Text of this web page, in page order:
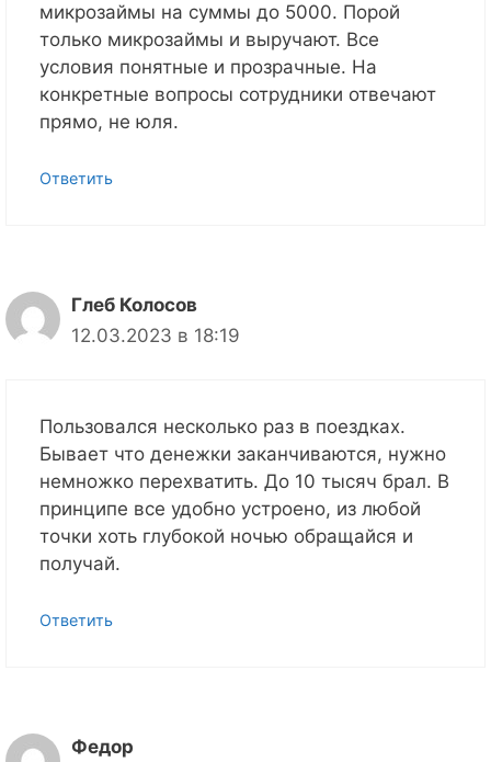
микрозаймы на суммы до 5000. Порой
только микрозаймы и выручают. Все
условия понятные и прозрачные. На
конкретные вопросы сотрудники отвечают
прямо, не юля.
Ответить
Глеб Колосов
12.03.2023 в 18:19
Пользовался несколько раз в поездках.
Бывает что денежки заканчиваются, нужно
немножко перехватить. До 10 тысяч брал. В
принципе все удобно устроено, из любой
точки хоть глубокой ночью обращайся и
получай.
Ответить
Федор